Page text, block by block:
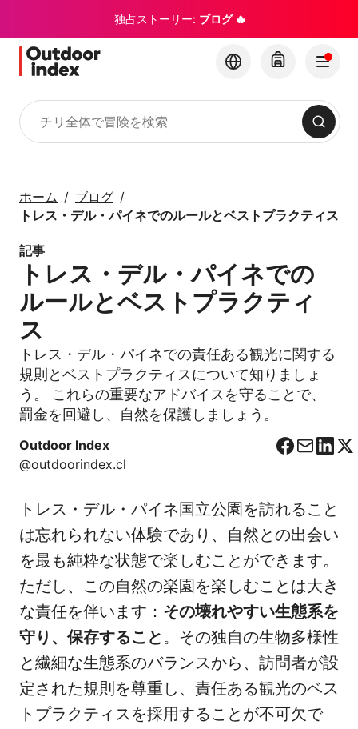
独占ストーリー: ブログ 🔥
検索
ホーム
ブログ
トレス・デル・パイネでのルールとベストプラクティス
記事
トレス・デル・パイネでの
ルールとベストプラクティ
ス
トレス・デル・パイネでの責任ある観光に関する
規則とベストプラクティスについて知りましょ
う。 これらの重要なアドバイスを守ることで、
罰金を回避し、自然を保護しましょう。
Outdoor Index
@outdoorindex.cl
F
e
b
o
k
C
r
e
L
k
e
I
n
X
トレス・デル・パイネ国立公園を訪れること
は忘れられない体験であり、自然との出会い
を最も純粋な状態で楽しむことができます。
ただし、この自然の楽園を楽しむことは大き
な責任を伴います： その壊れやすい生態系を
守り、保存すること 。その独自の生物多様性
と繊細な生態系のバランスから、訪問者が設
定された規則を尊重し、責任ある観光のベス
トプラクティスを採用することが不可欠で
とその隠れた名所を探
索